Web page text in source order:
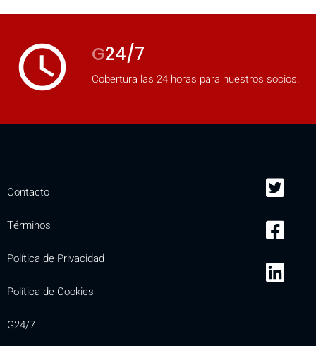
access_time G24/7
Cobertura las 24 horas para nuestros socios.
Contacto
Términos
Política de Privacidad
Política de Cookies
G24/7